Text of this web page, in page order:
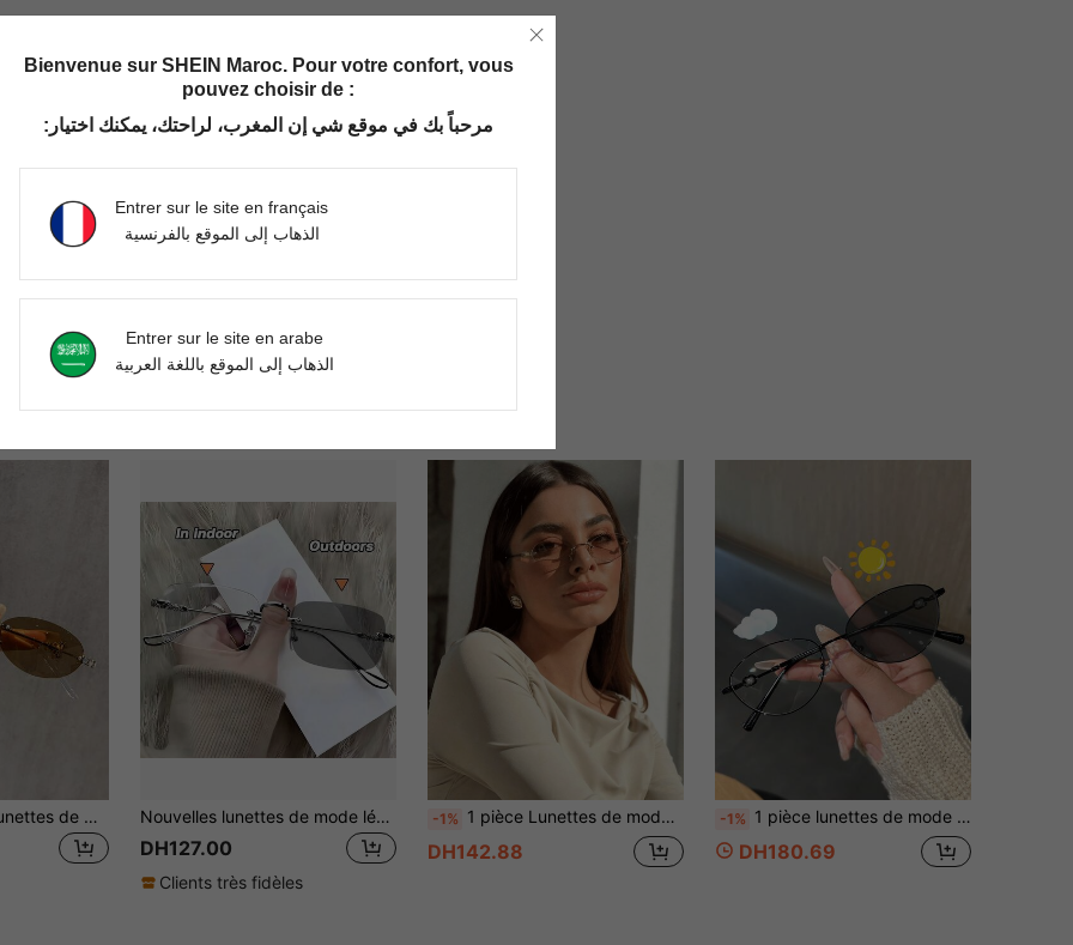
with these beautiful glasses
im excited for use these
Utile (6)
1 pièce/2 pièces Lunettes de mode pour femmes, nouveau style minimaliste et sexy, design ovale sans monture, ornées de strass, personnalisées, haut de gamme, cadeau de vacances, pour usage quotidien, fêtes, rassemblements et voyages Nouvelles lunettes de mode légères de style européen et américain pour femmes, convenant à l'automne/hiver, aux tenues de bureau décontractées, aux vacances d'été à la plage, aux activités de plein air et aux voyages
DH127.00
Clients très fidèles
-1% 1 pièce Lunettes de mode rétro chic sans cadre ovales
DH142.88
-1% 1 pièce lunettes de mode à monture fine dorée et effet photochromique forme chat, avec étui. Nouvel article printemps/été pour femmes, lunettes décoratives sans ordonnance, accessoire pour un look naturel sans maquillage
DH180.69
Bienvenue sur SHEIN Maroc. Pour votre confort, vous
pouvez choisir de :
مرحباً بك في موقع شي إن المغرب، لراحتك، يمكنك اختيار:
Entrer sur le site en français
الذهاب إلى الموقع بالفرنسية
Entrer sur le site en arabe
الذهاب إلى الموقع باللغة العربية